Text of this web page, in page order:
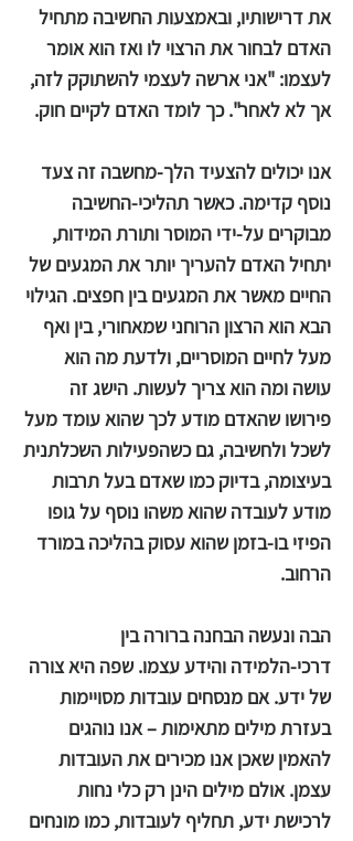
את דרישותיו, ובאמצעות החשיבה מתחיל
האדם לבחור את הרצוי לו ואז הוא אומר
לעצמו: "אני ארשה לעצמי להשתוקק לזה,
אך לא לאחר". כך לומד האדם לקיים חוק.
אנו יכולים להצעיד הלך-מחשבה זה צעד
נוסף קדימה. כאשר תהליכי-החשיבה
מבוקרים על-ידי המוסר ותורת המידות,
יתחיל האדם להעריך יותר את המגעים של
החיים מאשר את המגעים בין חפצים. הגילוי
הבא הוא הרצון הרוחני שמאחורי, בין ואף
מעל לחיים המוסריים, ולדעת מה הוא
עושה ומה הוא צריך לעשות. הישג זה
פירושו שהאדם מודע לכך שהוא עומד מעל
לשכל ולחשיבה, גם כשהפעילות השכלתנית
בעיצומה, בדיוק כמו שאדם בעל תרבות
מודע לעובדה שהוא משהו נוסף על גופו
הפיזי בו-בזמן שהוא עסוק בהליכה במורד
הרחוב.
הבה ונעשה הבחנה ברורה בין
דרכי-הלמידה והידע עצמו. שפה היא צורה
של ידע. אם מנסחים עובדות מסויימות
בעזרת מילים מתאימות – אנו נוהגים
להאמין שאכן אנו מכירים את העובדות
עצמן. אולם מילים הינן רק כלי נחות
לרכישת ידע, תחליף לעובדות, כמו מונחים